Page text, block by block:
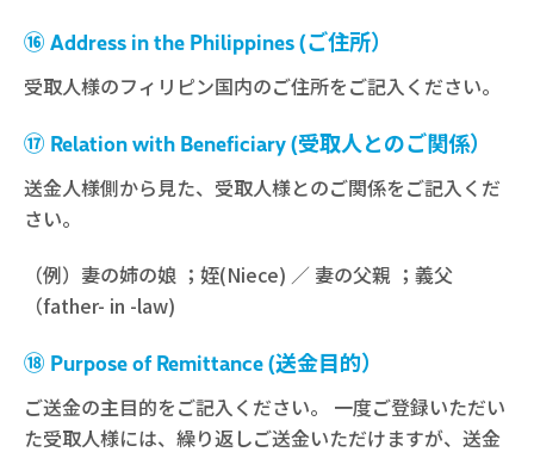
⑯ Address in the Philippines (ご住所）
受取人様のフィリピン国内のご住所をご記入ください。
⑰ Relation with Beneficiary (受取人とのご関係）
送金人様側から見た、受取人様とのご関係をご記入くだ
さい。
（例）妻の姉の娘 ；姪(Niece) ／ 妻の父親 ；義父
（father- in -law)
⑱ Purpose of Remittance (送金目的）
ご送金の主目的をご記入ください。 一度ご登録いただい
た受取人様には、繰り返しご送金いただけますが、送金